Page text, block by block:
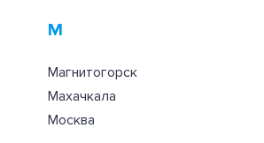
М
Магнитогорск
Махачкала
Москва